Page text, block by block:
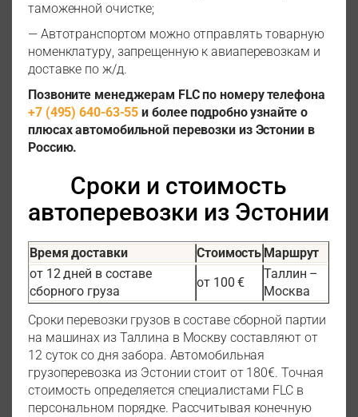
таможенной очистке;
— Автотранспортом можно отправлять товарную
номенклатуру, запрещенную к авиаперевозкам и
доставке по ж/д.
Позвоните менеджерам FLC по номеру телефона
+7 (495) 640-63-55 и более подробно узнайте о
плюсах автомобильной перевозки из Эстонии в
Россию.
Сроки и стоимость
автоперевозки из Эстонии
Время доставки Стоимость Маршрут
от 12 дней в составе
сборного груза
от 100 €
Таллин –
Москва
Сроки перевозки грузов в составе сборной партии
на машинах из Таллина в Москву составляют от
12 суток со дня забора. Автомобильная
грузоперевозка из Эстонии стоит от 180€. Точная
стоимость определяется специалистами FLC в
персональном порядке. Рассчитывая конечную